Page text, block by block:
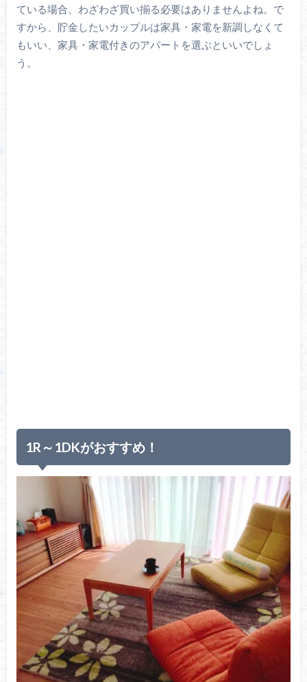
ている場合、わざわざ買い揃る必要はありませんよね。で
すから、貯金したいカップルは家具・家電を新調しなくて
もいい、家具・家電付きのアパートを選ぶといいでしょ
う。
1R～1DKがおすすめ！